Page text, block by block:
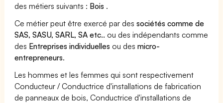
des métiers suivants : Bois .
Ce métier peut être exercé par dessociétés comme de
SAS, SASU, SARL, SA etc.. ou des indépendants comme
des Entreprises individuelles ou desmicro-
entrepreneurs.
Les hommes et les femmes qui sont respectivement
Conducteur / Conductrice d'installations de fabrication
de panneaux de bois, Conductrice d'installations de